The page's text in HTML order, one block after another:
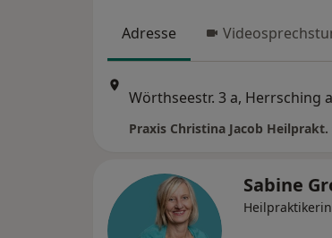
Adresse
Praxis Christina Jacob
Sabine